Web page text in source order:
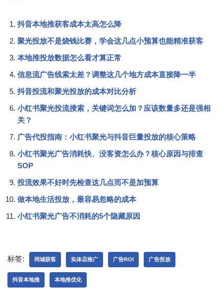
抖音本地推获客成本太高怎么降
聚光投放不是烧钱比赛，学会这几点小预算也能精准获客
本地推投放数据怎么看才算正常
信息流广告线索太差？调整这几个地方成本直接降一半
抖音投流和聚光投放的成本对比分析
小红书聚光投流搜索，关键词怎么加？应该数量多还是强相
关？
广告代投指南：小红书聚光与抖音巨量投放的核心策略
小红书聚光广告消耗快、没客资怎么办？核心原因与排查
SOP
投流效果不好时先检查这几点而不是加预算
做本地生活投放，最容易忽略的成本
小红书聚光广告不消耗的5个隐藏原因
标签: 同城获客 实体店推广 广告ROI 广告投放
抖音本地推 本地推优化